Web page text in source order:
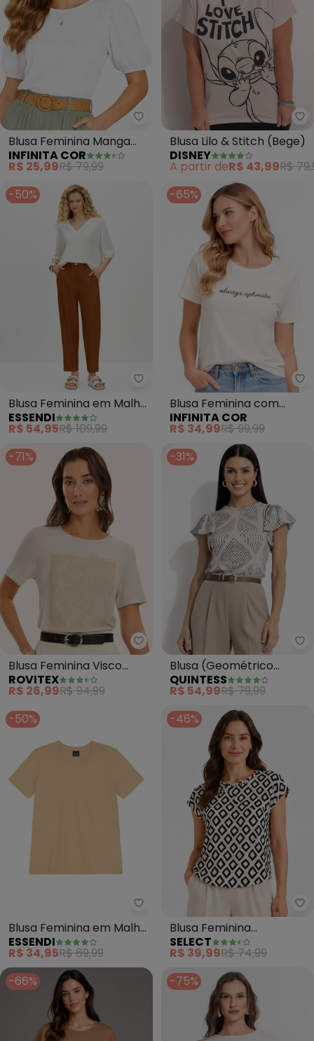
Infinita Cor - Blusa Feminina
Blusa Feminina Manga
com Volume (Bege)
INFINITA COR
R$ 25,99R$ 79,99
Blusa Lilo & Stitch (Bege)
DISNEY
A partir deR$ 43,99R$
-50%
Essendi - Blusa Feminina em
Blusa Feminina em Malha
(Natural)
ESSENDI
R$ 54,95R$ 109,99
-65%
Blusa Feminina com
Estampa (Bege)
INFINITA COR
R$ 34,99R$ 99,99
-71%
Rovitex - Blusa Feminina Visco
Blusa Feminina Visco
Creponada (Bege)
ROVITEX
R$ 26,99R$ 94,99
-31%
Blusa (Geométrico
Listrado) em Canelado
QUINTESS
R$ 54,99R$ 79,99
-50%
Essendi - Blusa Feminina em
Blusa Feminina em Malha
(Natural)
ESSENDI
R$ 34,95R$ 69,99
-46%
Blusa Feminina
Estampada (Bege)
SELECT
R$ 39,99R$ 74,99
-66%
-75%